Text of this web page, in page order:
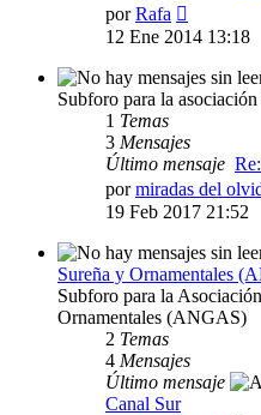
porRafa
último
12 Ene 2014 13:18
Subforo para la
1 Temas
3 Mensajes
Último mensaje
pormiradas del
19 Feb 2017 21:52
Sureña y Ornamentales
Subforo para la
Ornamentales (ANGAS)
2 Temas
4 Mensajes
Último mensaje
Canal Sur